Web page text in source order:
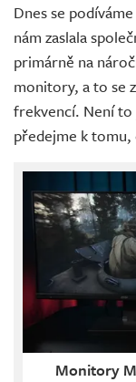
Dnes se
nám zaslala
primárně na
monitory, a to se
frekvencí. Není
předejme k
Monitory